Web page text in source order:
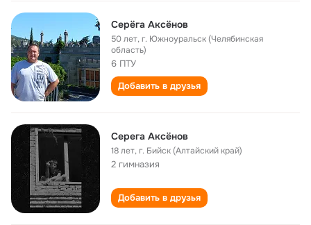
Серёга Аксёнов
50 лет,г. Южноуральск (Челябинская
область)
6 ПТУ
Добавить в друзья
Серега Аксёнов
18 лет,г. Бийск (Алтайский край)
2 гимназия
Добавить в друзья